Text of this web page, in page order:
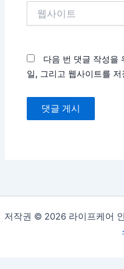
다음 번 댓글 작성을
일, 그리고 웹사이트를 저
저작권 © 2026 라이프케어